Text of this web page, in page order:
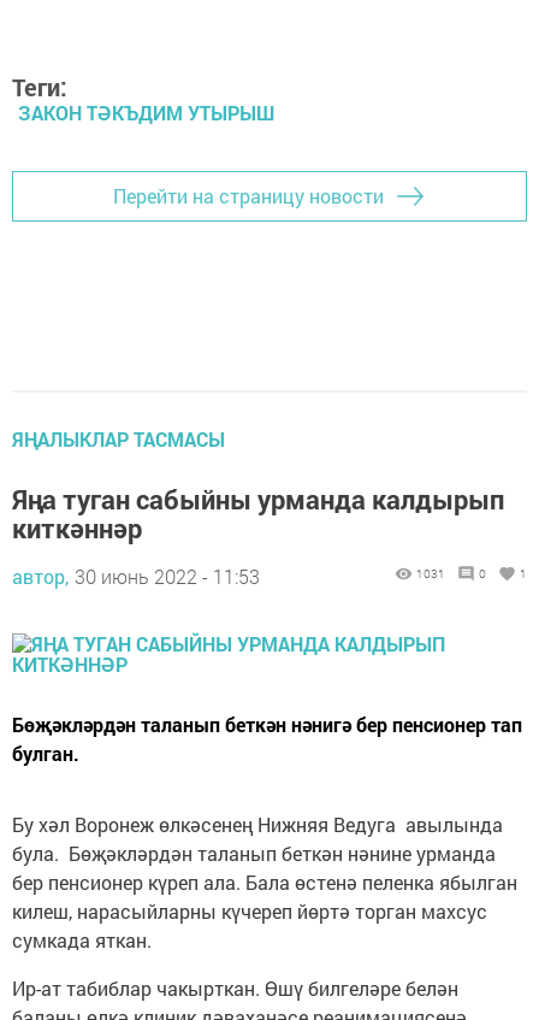
Теги:
ЗАКОН ТӘКЪДИМ УТЫРЫШ
Перейти на страницу новости
ЯҢАЛЫКЛАР ТАСМАСЫ
Яңа туган сабыйны урманда калдырып
киткәннәр
автор, 30 июнь 2022 - 11:53 1031 0 1
Бөҗәкләрдән таланып беткән нәнигә бер пенсионер тап
булган.
Бу хәл Воронеж өлкәсенең Нижняя Ведуга авылында
була. Бөҗәкләрдән таланып беткән нәнине урманда
бер пенсионер күреп ала. Бала өстенә пеленка ябылган
килеш, нарасыйларны күчереп йөртә торган махсус
сумкада яткан.
Ир-ат табиблар чакырткан. Өшү билгеләре белән